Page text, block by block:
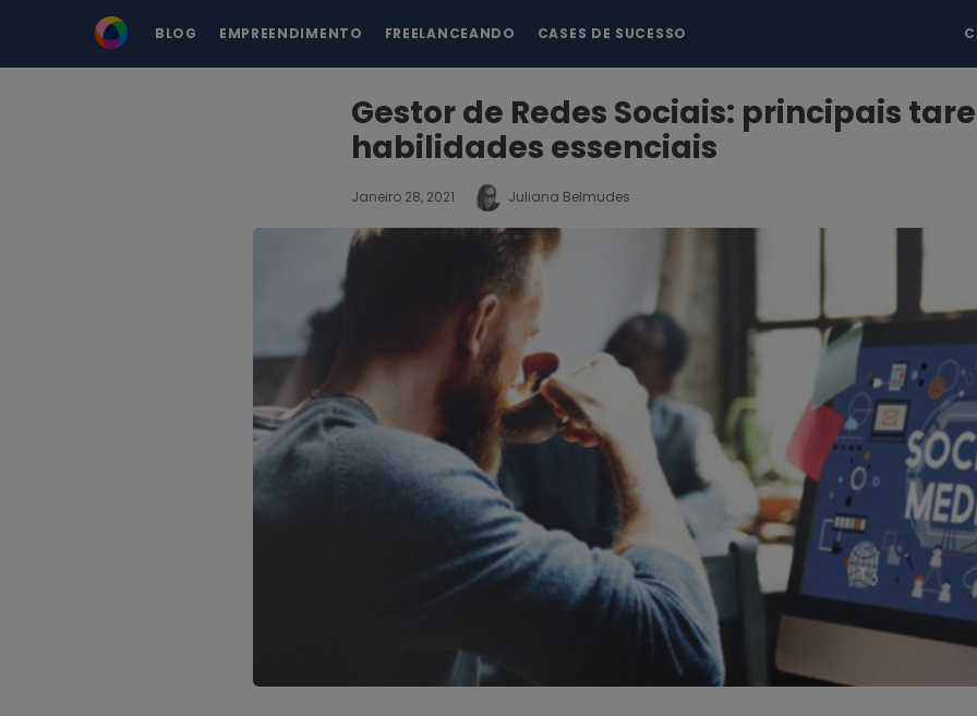
BLOG EMPREENDIMENTO FREELANCEANDO CASES DE SUCESSO
Gestor de Redes Sociais: principais
habilidades essenciais
Janeiro 28, 2021 Juliana Belmudes